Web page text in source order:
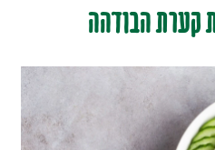
קערת הבודהה